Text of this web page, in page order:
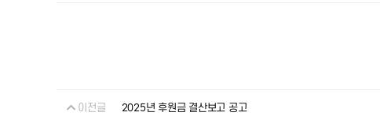
이전글 2025년 후원금 결산보고 공고